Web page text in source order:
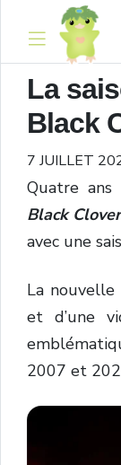
La
Black
7 JUILLET
Quatre ans
Black Clover
avec une
La nouvelle
et d’une
2007 et